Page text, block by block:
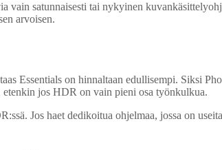
satunnaisesti tai nykyinen
arvoisen.
Essentials on hinnaltaan edullisempi. Siksi
jos HDR on vain pieni osa työnkulkua.
Jos haet dedikoitua ohjelmaa, jossa on